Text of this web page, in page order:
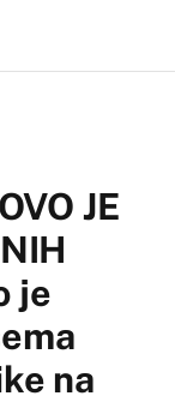
JE
je
na